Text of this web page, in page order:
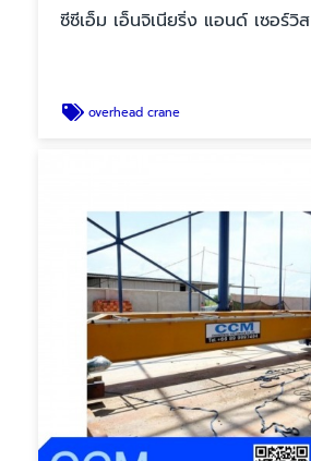
ซีซีเอ็ม เอ็นจิเนียริ่ง แอนด์ เซอร์วิส
overhead crane